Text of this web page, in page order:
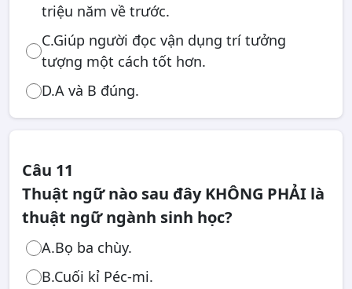
triệu năm về trước.
C.Giúp người đọc vận dụng trí tưởng
tượng một cách tốt hơn.
D.A và B đúng.
Câu 11
Thuật ngữ nào sau đây KHÔNG PHẢI là
thuật ngữ ngành sinh học?
A.Bọ ba chùy.
B.Cuối kỉ Péc-mi.